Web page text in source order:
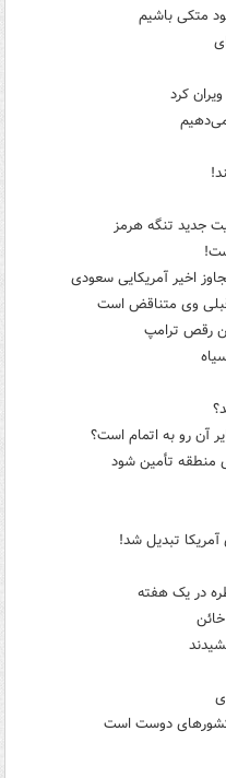
متکی باشیم
کرد
می‌دهیم
جدید تنگه هرمز
اخیر آمریکایی سعودی
قبلی وی متناقض است
رقص ترامپ
آن رو به اتمام است؟
منطقه تأمین شود
آمریکا تبدیل شد!
کشورهای دوست است